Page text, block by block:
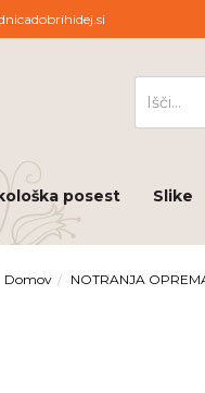
posest Slike
Domov NOTRANJA